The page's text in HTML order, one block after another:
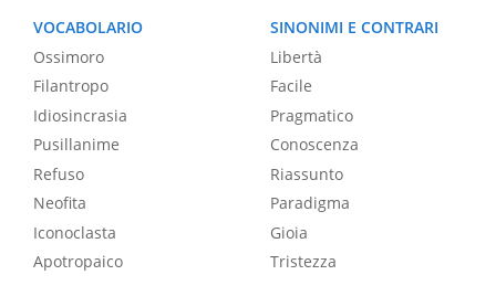
VOCABOLARIO
Ossimoro
Filantropo
Idiosincrasia
Pusillanime
Refuso
Neofita
Iconoclasta
Apotropaico
SINONIMI E CONTRARI
Libertà
Facile
Pragmatico
Conoscenza
Riassunto
Paradigma
Gioia
Tristezza